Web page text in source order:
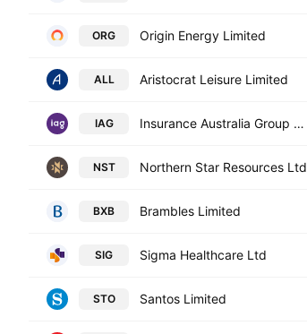
ORG Origin Energy Limited
ALL Aristocrat Leisure Limited
IAG Insurance Australia Group Ltd
NST Northern Star Resources Ltd
BXB Brambles Limited
SIG Sigma Healthcare Ltd
STO Santos Limited